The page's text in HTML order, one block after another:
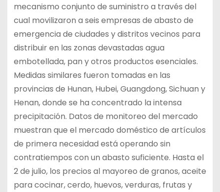
mecanismo conjunto de suministro a través del
cual movilizaron a seis empresas de abasto de
emergencia de ciudades y distritos vecinos para
distribuir en las zonas devastadas agua
embotellada, pan y otros productos esenciales.
Medidas similares fueron tomadas en las
provincias de Hunan, Hubei, Guangdong, Sichuan y
Henan, donde se ha concentrado la intensa
precipitación. Datos de monitoreo del mercado
muestran que el mercado doméstico de artículos
de primera necesidad está operando sin
contratiempos con un abasto suficiente. Hasta el
2 de julio, los precios al mayoreo de granos, aceite
para cocinar, cerdo, huevos, verduras, frutas y